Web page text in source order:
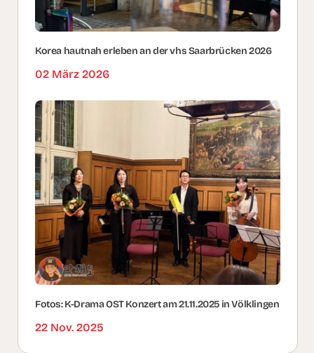
Korea hautnah erleben an der vhs Saarbrücken 2026
02 März 2026
Fotos: K-Drama OST Konzert am 21.11.2025 in Völklingen
22 Nov. 2025